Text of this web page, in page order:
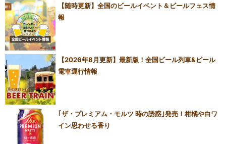
【随時更新】全国のビールイベント＆ビールフェス情
報
【2026年8月更新】最新版！全国ビール列車&ビール
電車運行情報
｢ザ・プレミアム・モルツ 時の誘惑｣発売！柑橘や白ワ
イン思わせる香り